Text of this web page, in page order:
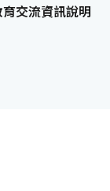
交流資訊說明